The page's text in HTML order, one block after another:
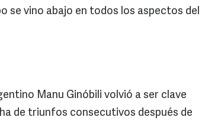
se vino abajo en todos los aspectos del
Manu Ginóbili volvió a ser clave
de triunfos consecutivos después de